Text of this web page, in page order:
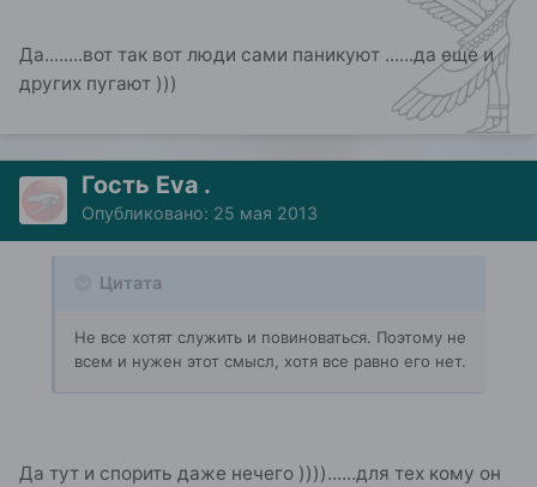
Да........вот так вот люди сами паникуют ......да еще и
других пугают )))
Гость Eva .
Опубликовано: 25 мая 2013
Цитата
Не все хотят служить и повиноваться. Поэтому не
всем и нужен этот смысл, хотя все равно его нет.
Да тут и спорить даже нечего ))))......для тех кому он